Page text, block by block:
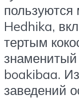
пользуются
Hedhika,
тертым
boakibaa.
заведений